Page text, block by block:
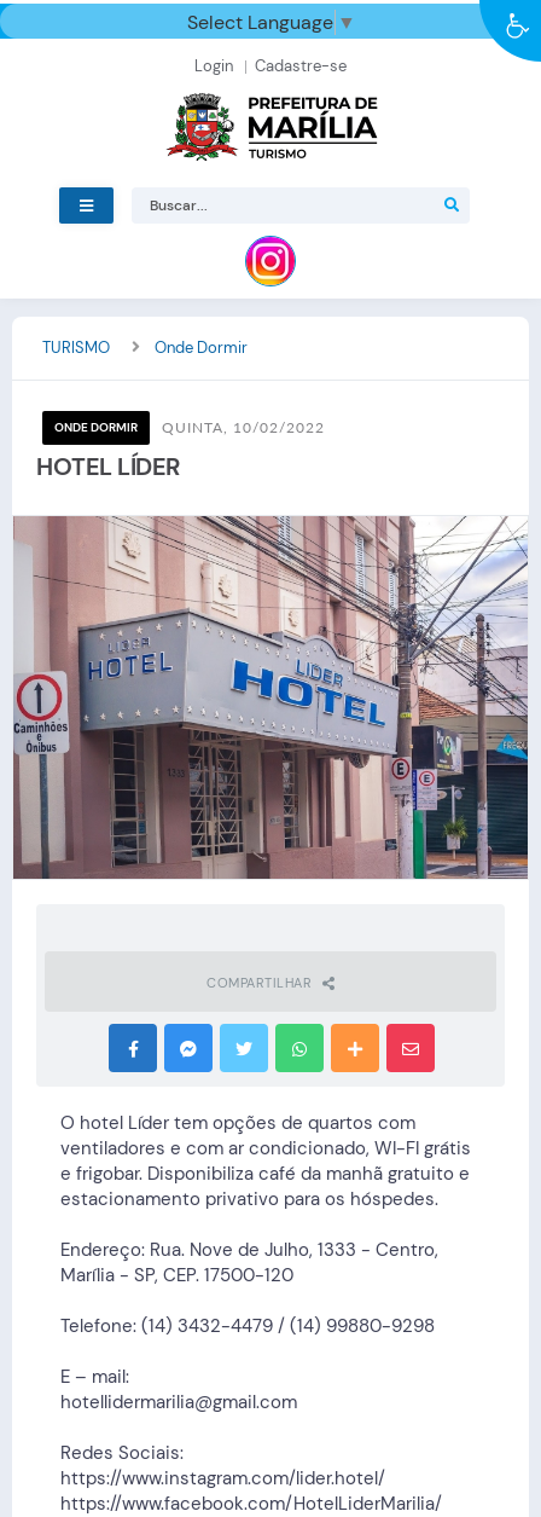
Select Language ▼
Login Cadastre-se
TURISMO Onde Dormir
ONDE DORMIR QUINTA, 10/02/2022
HOTEL LÍDER
COMPARTILHAR
O hotel Líder tem opções de quartos com
ventiladores e com ar condicionado, WI-FI grátis
e frigobar. Disponibiliza café da manhã gratuito e
estacionamento privativo para os hóspedes.
Endereço: Rua. Nove de Julho, 1333 - Centro,
Marília - SP, CEP. 17500-120
Telefone: (14) 3432-4479 / (14) 99880-9298
E – mail:
hotellidermarilia@gmail.com
Redes Sociais:
https://www.instagram.com/lider.hotel/
https://www.facebook.com/HotelLiderMarilia/